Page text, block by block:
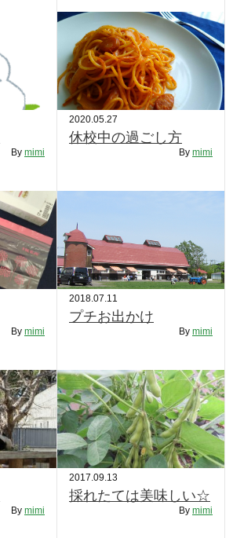
By mimi
2020.05.27
休校中の過ごし方
By mimi
By mimi
2018.07.11
プチお出かけ
By mimi
By mimi
2017.09.13
採れたては美味しい☆
By mimi